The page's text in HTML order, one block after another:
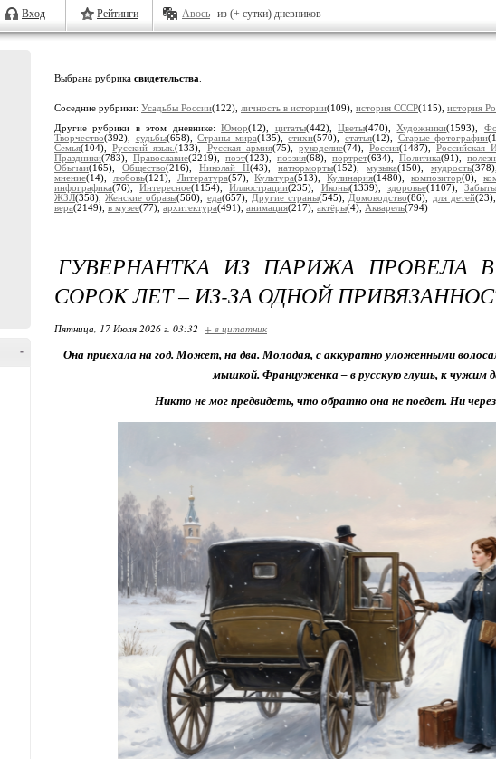
Вход Рейтинги Авось из (+ сутки) дневников
-
Выбрана рубрика свидетельства
Соседние рубрики: Усадьбы России(122), личность в истории(109), история СССР(115), история
Другие рубрики в этом дневнике:Юмор(12), цитаты(442),Цветы(470),Художники(1593),
Творчество(392), судьбы(658),Страны мира(135),стихи(570), статья(12), Старые фотографии
Семья(104),Русский язык.(133), Русская армия(75), рукоделие(74),Россия(1487),Российская
Праздники(783), Православие(2219), поэт(123), поэзия(68), портрет(634), Политика(91),
Обычаи(165), Общество(216), Николай II(43), натюрморты(152), музыка(150), мудрость
мнение(14), любовь(121), Литература(57),Культура(513),Кулинария(1480),композитор(0),
инфографика(76),Интересное(1154),Иллюстрации(235), Иконы(1339), здоровье(1107),
ЖЗЛ(358),Женские образы(560), еда(657), Другие страны(545), Домоводство(86), для детей(23),
вера(2149), в музее(77), архитектура(491), анимация(217), актёры(4), Акварель(794)
ГУВЕРНАНТКА ИЗ ПАРИЖА ПРОВЕЛА
СОРОК ЛЕТ – ИЗ-ЗА ОДНОЙ
Пятница, 17 Июля 2026 г. 03:32 + в цитатник
Она приехала на год. Может, на два. Молодая, с аккуратно уложенными
мышкой. Француженка – в русскую глушь, к чужим
Никто не мог предвидеть, что обратно она не поедет. Ни через